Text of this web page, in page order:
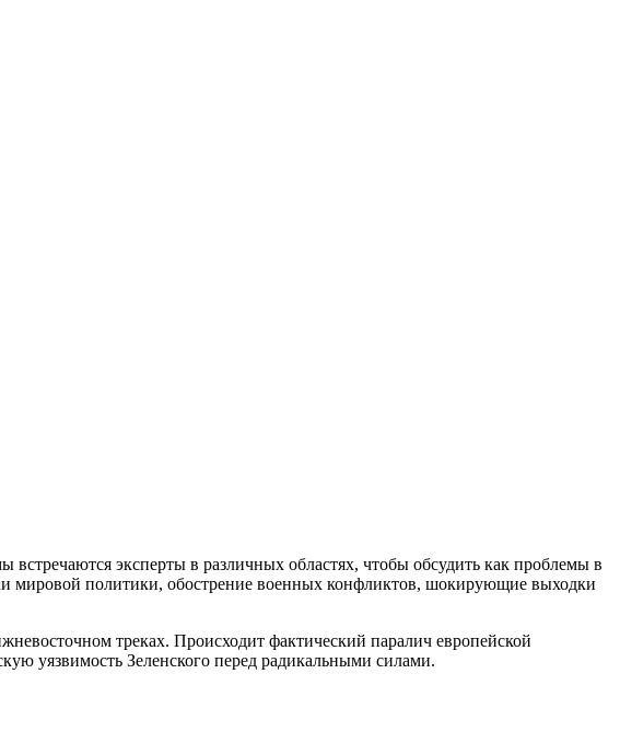
эксперты в различных областях, чтобы обсудить как проблемы в
мировой политики, обострение военных конфликтов, шокирующие выходки
треках. Происходит фактический паралич европейской
уязвимость Зеленского перед радикальными силами.